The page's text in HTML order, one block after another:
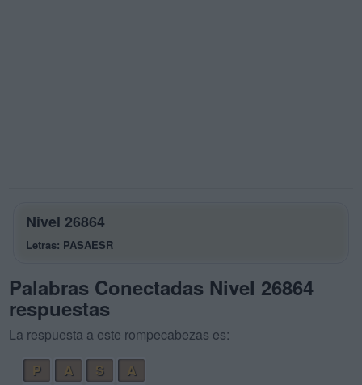
Nivel 26864
Letras: PASAESR
Palabras Conectadas Nivel 26864
respuestas
La respuesta a este rompecabezas es:
P
A S
A